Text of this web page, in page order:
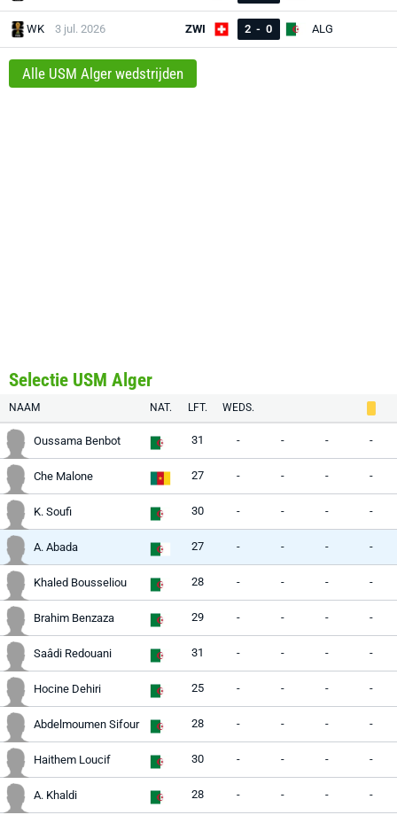
WK 3 jul. 2026 ZWI 2 - 0 ALG
Alle USM Alger wedstrijden
Selectie USM Alger
NAAM NAT. LFT. WEDS.
Oussama Benbot 31 - - - -
Che Malone 27 - - - -
K. Soufi 30 - - - -
A. Abada 27 - - - -
Khaled Bousseliou 28 - - - -
Brahim Benzaza 29 - - - -
Saâdi Redouani 31 - - - -
Hocine Dehiri 25 - - - -
Abdelmoumen Sifour 28 - - - -
Haithem Loucif 30 - - - -
A. Khaldi 28 - - - -